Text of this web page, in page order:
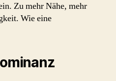
Zu mehr Nähe, mehr
Wie eine